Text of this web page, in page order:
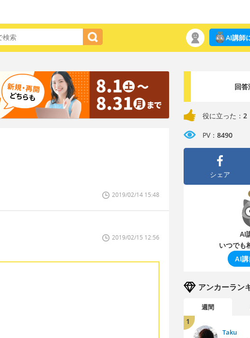
AI講師
2019/02/14 15:48
2019/02/15 12:56
回答
役に立った： 2
PV： 8490
シェア
AI
いつでも
AI講
アンカーラン
週間
1
Taku